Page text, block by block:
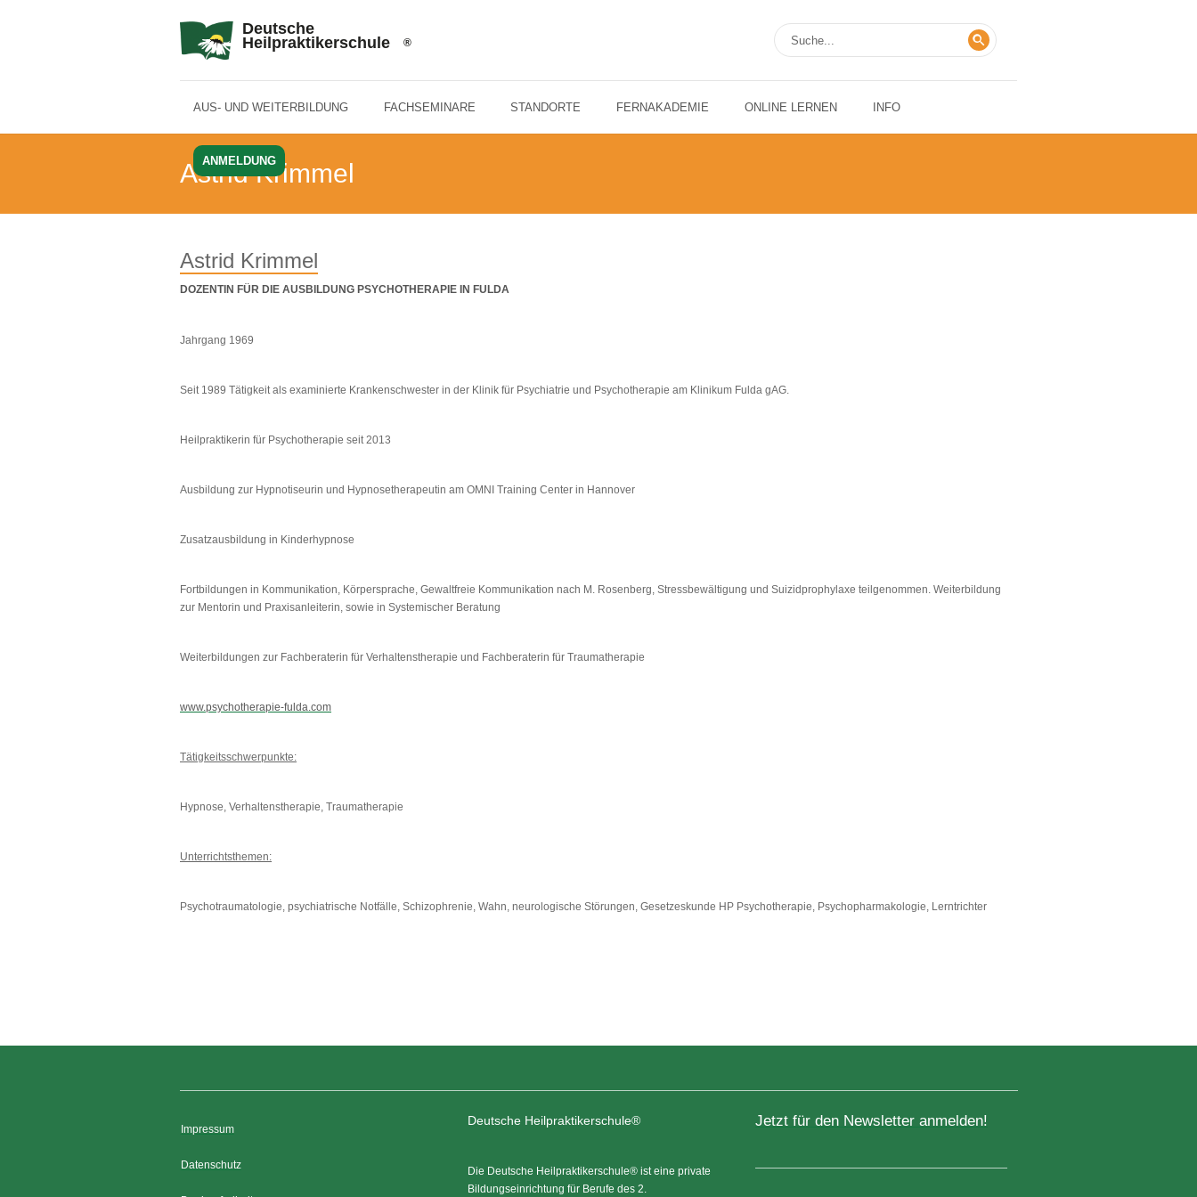
Deutsche
Heilpraktikerschule
AUS- UND WEITERBILDUNG FACHSEMINARE STANDORTE FERNAKADEMIE ONLINE LERNEN INFO
ANMELDUNG
Astrid Krimmel
Astrid Krimmel
DOZENTIN FÜR DIE AUSBILDUNG PSYCHOTHERAPIE IN FULDA
Jahrgang 1969
Seit 1989 Tätigkeit als examinierte Krankenschwester in der Klinik für Psychiatrie und Psychotherapie am Klinikum Fulda gAG.
Heilpraktikerin für Psychotherapie seit 2013
Ausbildung zur Hypnotiseurin und Hypnosetherapeutin am OMNI Training Center in Hannover
Zusatzausbildung in Kinderhypnose
Fortbildungen in Kommunikation, Körpersprache, Gewaltfreie Kommunikation nach M. Rosenberg, Stressbewältigung und Suizidprophylaxe teilgenommen. Weiterbildung
zur Mentorin und Praxisanleiterin, sowie in Systemischer Beratung
Weiterbildungen zur Fachberaterin für Verhaltenstherapie und Fachberaterin für Traumatherapie
www.psychotherapie-fulda.com
Tätigkeitsschwerpunkte:
Hypnose, Verhaltenstherapie, Traumatherapie
Unterrichtsthemen:
Psychotraumatologie, psychiatrische Notfälle, Schizophrenie, Wahn, neurologische Störungen, Gesetzeskunde HP Psychotherapie, Psychopharmakologie, Lerntrichter
Impressum
Datenschutz
Deutsche Heilpraktikerschule®
Die Deutsche Heilpraktikerschule® ist eine private
Bildungseinrichtung für Berufe des 2.
Jetzt für den Newsletter anmelden!